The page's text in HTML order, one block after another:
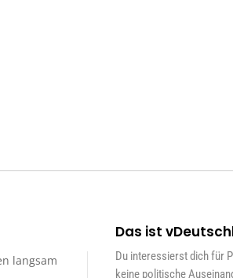
langsam
Das ist
Du interessierst dich für
keine politische